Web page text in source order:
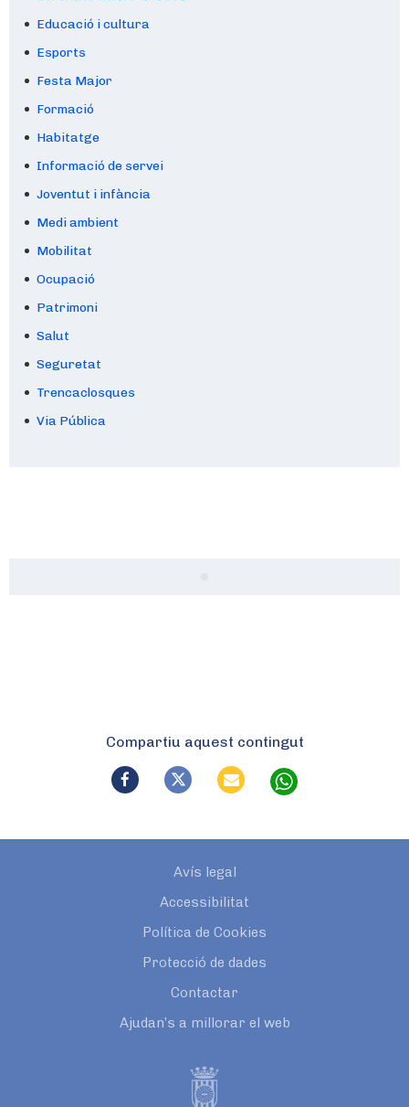
Educació i cultura
Esports
Festa Major
Formació
Habitatge
Informació de servei
Joventut i infància
Medi ambient
Mobilitat
Ocupació
Patrimoni
Salut
Seguretat
Trencaclosques
Via Pública
Compartiu aquest contingut
Avís legal
Accessibilitat
Política de Cookies
Protecció de dades
Contactar
Ajudan’s a millorar el web